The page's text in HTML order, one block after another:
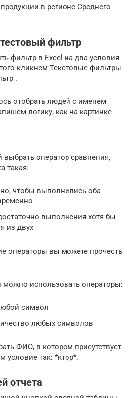
в регионе Среднего
фильтр
фильтр в Excel на два условия
кликнем Текстовые фильтры
.
отобрать людей с именем
логику, как на картинке
выбрать оператор сравнения,
такая:
чтобы выполнились оба
выполнения хотя бы
из двух
операторы вы можете прочесть
можно использовать операторы:
символ
любых символов
ФИО, в котором присутствует
условие так: *ктор*.
отчета